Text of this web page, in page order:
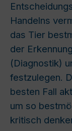
Handelns
das Tier
der
(Diagnostik)
festzulegen.
besten Fall
um so bestmö
kritisch